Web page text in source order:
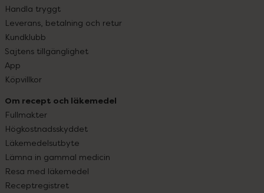
Handla tryggt
Leverans, betalning och retur
Kundklubb
Sajtens tillgänglighet
App
Köpvillkor
Om recept och läkemedel
Fullmakter
Högkostnadsskyddet
Läkemedelsutbyte
Lämna in gammal medicin
Resa med läkemedel
Receptregistret